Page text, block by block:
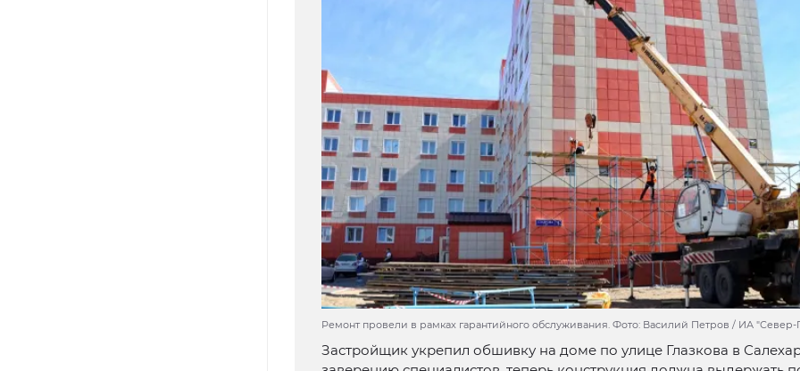
Ремонт провели в рамках гарантийного обслуживания. Фото: Василий Петров / ИА "Север-
Застройщик укрепил обшивку на доме по улице Глазкова в